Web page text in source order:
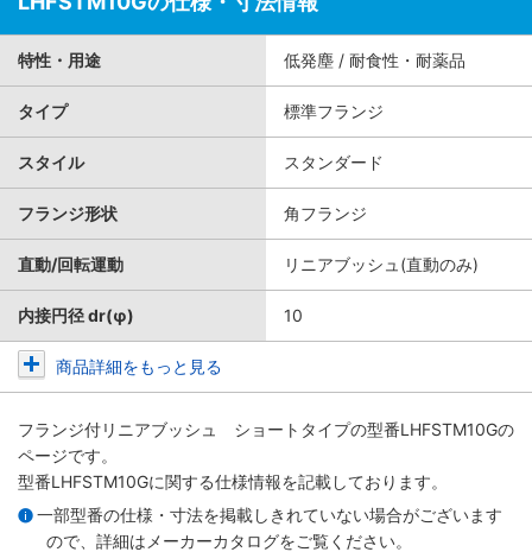
特性・用途 低発塵 / 耐食性・耐薬品
タイプ 標準フランジ
スタイル スタンダード
フランジ形状 角フランジ
直動/回転運動 リニアブッシュ(直動のみ)
内接円径 dr(φ) 10
商品詳細をもっと見る
フランジ付リニアブッシュ ショートタイプの型番LHFSTM10Gの
ページです。
型番LHFSTM10Gに関する仕様情報を記載しております。
一部型番の仕様・寸法を掲載しきれていない場合がございます
ので、詳細は メーカーカタログをご覧ください。